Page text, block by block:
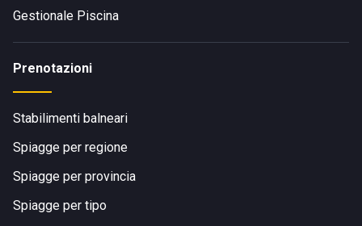
Gestionale Piscina
Prenotazioni
Stabilimenti balneari
Spiagge per regione
Spiagge per provincia
Spiagge per tipo